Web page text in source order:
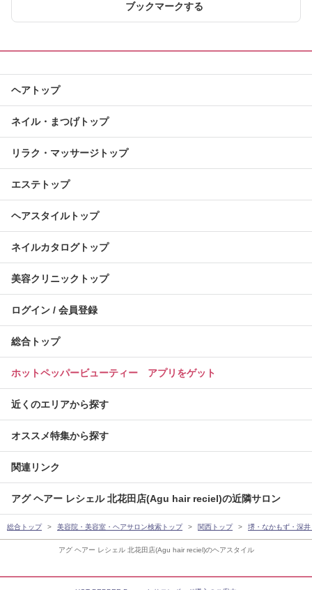
アグ ヘアー レシェル 北花田店(Agu hair reciel)のヘアスタイル
ブックマークする
ヘアトップ
ネイル・まつげトップ
リラク・マッサージトップ
エステトップ
ヘアスタイルトップ
ネイルカタログトップ
美容クリニックトップ
ログイン / 会員登録
総合トップ
ホットペッパービューティー アプリをゲット
近くのエリアから探す
オススメ特集から探す
関連リンク
アグ ヘアー レシェル 北花田店(Agu hair reciel)の近隣サロン
総合トップ 美容院・美容室・ヘアサロン検索トップ 関西トップ 堺・なかもず・深